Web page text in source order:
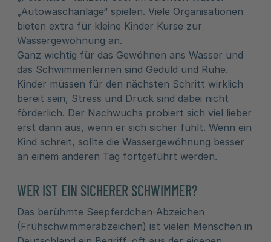
„Autowaschanlage“ spielen. Viele Organisationen
bieten extra für kleine Kinder Kurse zur
Wassergewöhnung an.
Ganz wichtig für das Gewöhnen ans Wasser und
das Schwimmenlernen sind Geduld und Ruhe.
Kinder müssen für den nächsten Schritt wirklich
bereit sein, Stress und Druck sind dabei nicht
förderlich. Der Nachwuchs probiert sich viel lieber
erst dann aus, wenn er sich sicher fühlt. Wenn ein
Kind schreit, sollte die Wassergewöhnung besser
an einem anderen Tag fortgeführt werden.
WER IST EIN SICHERER SCHWIMMER?
Das berühmte Seepferdchen-Abzeichen
(Frühschwimmerabzeichen) ist vielen Menschen in